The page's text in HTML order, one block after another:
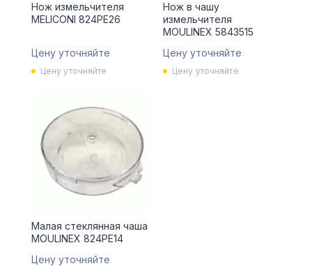
Нож измельчителя
MELICONI 824PE26
Цену уточняйте
Цену уточняйте
Нож в чашу
измельчителя
MOULINEX 5843515
Цену уточняйте
Цену уточняйте
Малая стеклянная чаша
MOULINEX 824PE14
Цену уточняйте